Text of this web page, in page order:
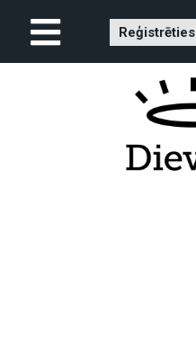
Reģistrēties